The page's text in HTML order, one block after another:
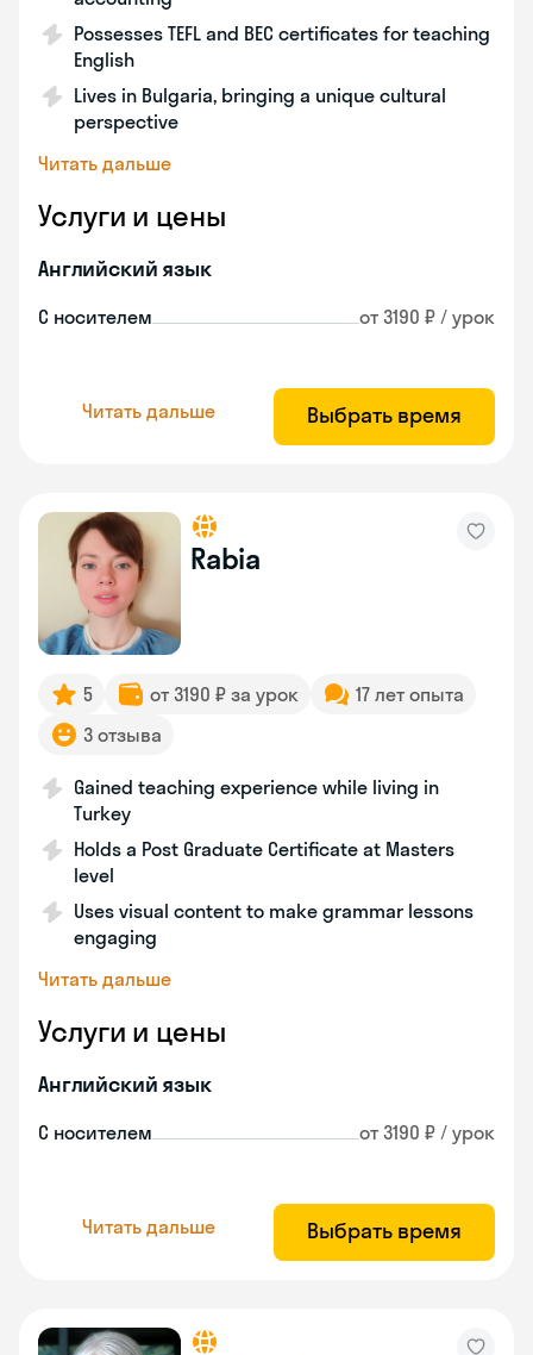
Possesses TEFL and BEC certificates for teaching
English
Lives in Bulgaria, bringing a unique cultural
perspective
Читать дальше
Услуги и цены
Английский язык
С носителем от 3190 ₽ / урок
Читать дальше Выбрать время
Rabia
5 от 3190 ₽ за урок
17 лет опыта
3 отзыва
Gained teaching experience while living in
Turkey
Holds a Post Graduate Certificate at Masters
level
Uses visual content to make grammar lessons
engaging
Читать дальше
Услуги и цены
Английский язык
С носителем от 3190 ₽ / урок
Читать дальше Выбрать время